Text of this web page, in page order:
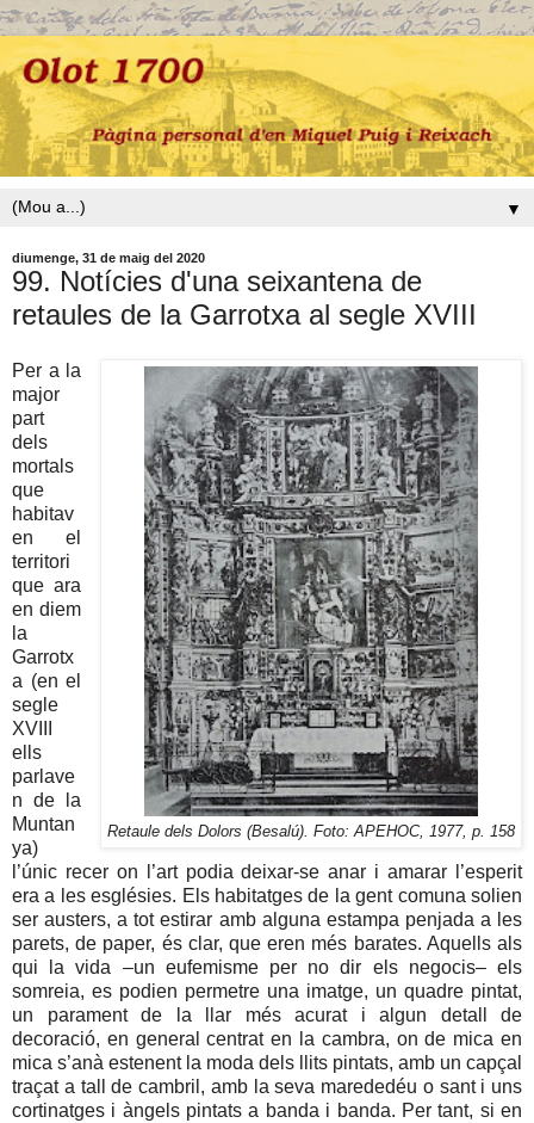
▼
diumenge, 31 de maig del 2020
99. Notícies d'una seixantena de
retaules de la Garrotxa al segle XVIII
Retaule dels Dolors (Besalú). Foto: APEHOC, 1977, p. 158
Per a la
major
part
dels
mortals
que
habitav
en el
territori
que ara
en diem
la
Garrotx
a (en el
segle
XVIII
ells
parlave
n de la
Muntan
ya)
l’únic recer on l’art podia deixar-se anar i amarar l’esperit
era a les esglésies. Els habitatges de la gent comuna solien
ser austers, a tot estirar amb alguna estampa penjada a les
parets, de paper, és clar, que eren més barates. Aquells als
qui la vida –un eufemisme per no dir els negocis– els
somreia, es podien permetre una imatge, un quadre pintat,
un parament de la llar més acurat i algun detall de
decoració, en general centrat en la cambra, on de mica en
mica s’anà estenent la moda dels llits pintats, amb un capçal
traçat a tall de cambril, amb la seva marededéu o sant i uns
cortinatges i àngels pintats a banda i banda. Per tant, si en